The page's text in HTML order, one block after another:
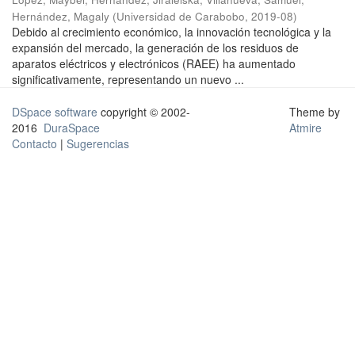
Hernández, Magaly (Universidad de Carabobo, 2019-08)
Debido al crecimiento económico, la innovación tecnológica y la
expansión del mercado, la generación de los residuos de
aparatos eléctricos y electrónicos (RAEE) ha aumentado
significativamente, representando un nuevo ...
DSpace software copyright © 2002-
2016 DuraSpace
Contacto | Sugerencias
Theme by
Atmire